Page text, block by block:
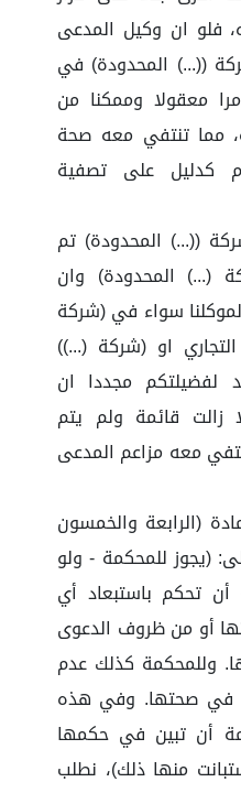
فلو ان وكيل المدعى
((...) المحدودة) في
معقولا وممكنا من
مما تنتفي معه صحة
كدليل على تصفية
((...) المحدودة) تم
(...) المحدودة) وان
سواء في (شركة
او (شركة (...))
لفضيلتكم مجددا ان
زالت قائمة ولم يتم
معه مزاعم المدعى
(الرابعة والخمسون
(يجوز للمحكمة - ولو
أن تحكم باستبعاد أي
أو من ظروف الدعوى
وللمحكمة كذلك عدم
في صحتها. وفي هذه
أن تبين في حكمها
منها ذلك)، نطلب